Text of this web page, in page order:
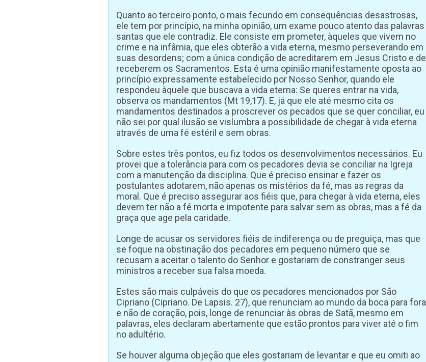
Quanto ao terceiro ponto, o mais fecundo em consequências desastrosas,
ele tem por princípio, na minha opinião, um exame pouco atento das palavras
santas que ele contradiz. Ele consiste em prometer, àqueles que vivem no
crime e na infâmia, que eles obterão a vida eterna, mesmo perseverando em
suas desordens; com a única condição de acreditarem em Jesus Cristo e de
receberem os Sacramentos. Esta é uma opinião manifestamente oposta ao
princípio expressamente estabelecido por Nosso Senhor, quando ele
respondeu àquele que buscava a vida eterna: Se queres entrar na vida,
observa os mandamentos (Mt 19,17). E, já que ele até mesmo cita os
mandamentos destinados a proscrever os pecados que se quer conciliar, eu
não sei por qual ilusão se vislumbra a possibilidade de chegar à vida eterna
através de uma fé estéril e sem obras.
Sobre estes três pontos, eu fiz todos os desenvolvimentos necessários. Eu
provei que a tolerância para com os pecadores devia se conciliar na Igreja
com a manutenção da disciplina. Que é preciso ensinar e fazer os
postulantes adotarem, não apenas os mistérios da fé, mas as regras da
moral. Que é preciso assegurar aos fiéis que, para chegar à vida eterna, eles
devem ter não a fé morta e impotente para salvar sem as obras, mas a fé da
graça que age pela caridade.
Longe de acusar os servidores fiéis de indiferença ou de preguiça, mas que
se foque na obstinação dos pecadores em pequeno número que se
recusam a aceitar o talento do Senhor e gostariam de constranger seus
ministros a receber sua falsa moeda.
Estes são mais culpáveis do que os pecadores mencionados por São
Cipriano (Cipriano. De Lapsis. 27), que renunciam ao mundo da boca para fora
e não de coração, pois, longe de renunciar às obras de Satã, mesmo em
palavras, eles declaram abertamente que estão prontos para viver até o fim
no adultério.
Se houver alguma objeção que eles gostariam de levantar e que eu omiti ao